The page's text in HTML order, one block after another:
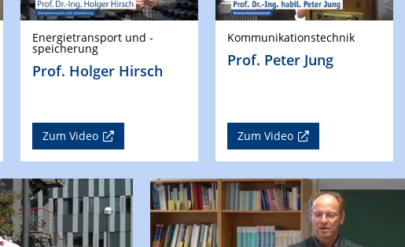
Energietransport und -
speicherung
Prof. Holger Hirsch
Zum Video
Kommunikationstechnik
Prof. Peter Jung
Zum Video